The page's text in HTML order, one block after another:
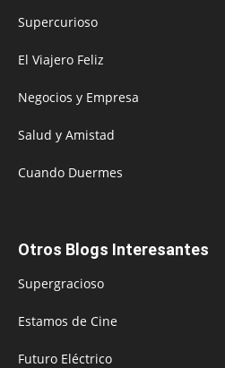
Supercurioso
El Viajero Feliz
Negocios y Empresa
Salud y Amistad
Cuando Duermes
Otros Blogs Interesantes
Supergracioso
Estamos de Cine
Futuro Eléctrico